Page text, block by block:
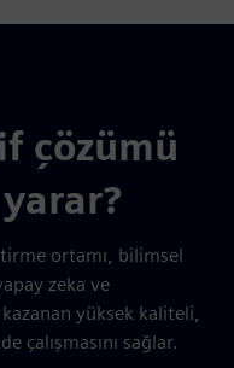
çözümü
ortamı, bilimsel
zeka ve
yüksek kaliteli,
çalışmasını sağlar.